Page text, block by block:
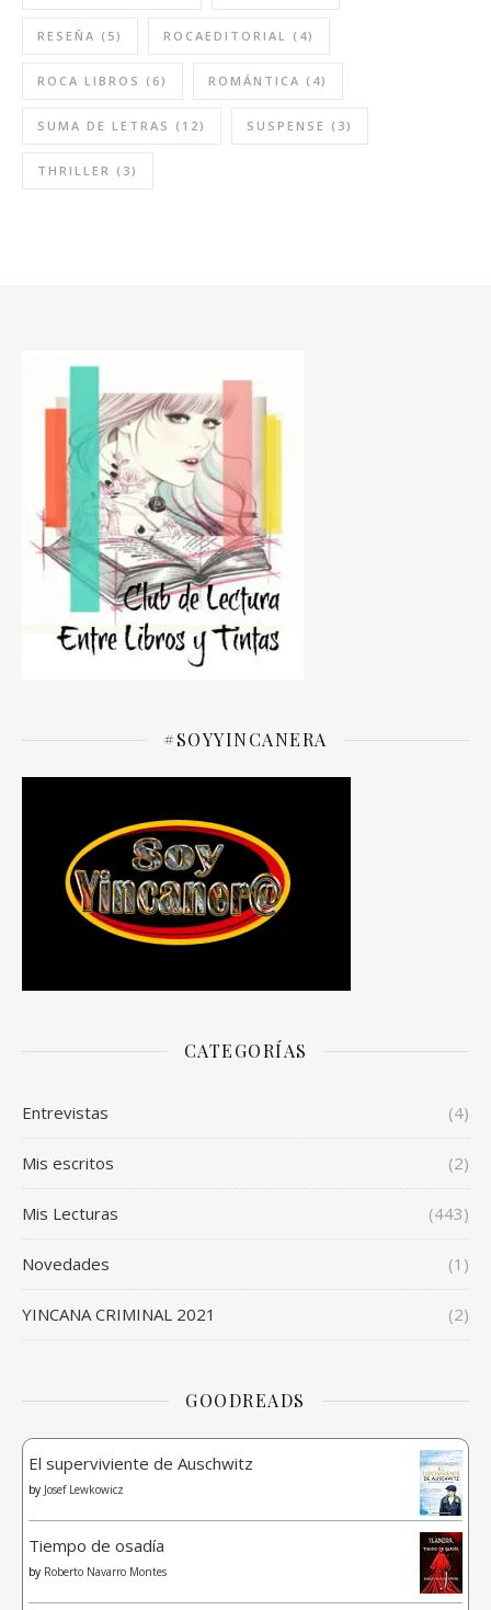
RESEÑA (5) ROCAEDITORIAL (4)
ROCA LIBROS (6) ROMÁNTICA (4)
SUMA DE LETRAS (12) SUSPENSE (3)
THRILLER (3)
#SOYYINCANERA
CATEGORÍAS
Entrevistas (4)
Mis escritos (2)
Mis Lecturas (443)
Novedades (1)
YINCANA CRIMINAL 2021 (2)
GOODREADS
El superviviente de Auschwitz
by Josef Lewkowicz
Tiempo de osadía
by Roberto Navarro Montes